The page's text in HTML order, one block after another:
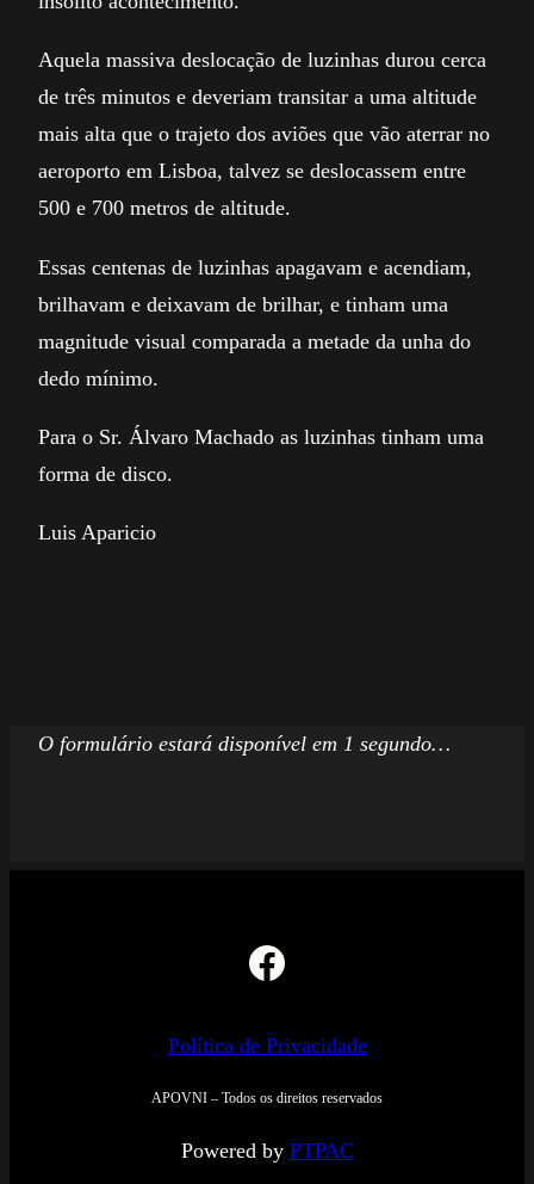
Aquela massiva deslocação de luzinhas durou cerca
de três minutos e deveriam transitar a uma altitude
mais alta que o trajeto dos aviões que vão aterrar no
aeroporto em Lisboa, talvez se deslocassem entre
500 e 700 metros de altitude.
Essas centenas de luzinhas apagavam e acendiam,
brilhavam e deixavam de brilhar, e tinham uma
magnitude visual comparada a metade da unha do
dedo mínimo.
Para o Sr. Álvaro Machado as luzinhas tinham uma
forma de disco.
Luis Aparicio
O formulário estará disponível em 1 segundo…
Facebook
Política de Privacidade
APOVNI – Todos os direitos reservados
Powered by PTPAC